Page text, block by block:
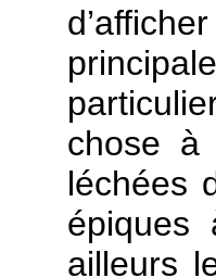
chose à
léchées
épiques
ailleurs